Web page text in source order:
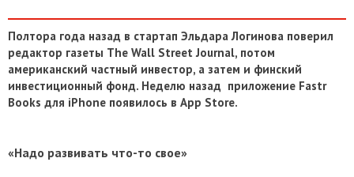
Полтора года назад в стартап Эльдара Логинова поверил
редактор газеты The Wall Street Journal, потом
американский частный инвестор, а затем и финский
инвестиционный фонд. Неделю назад приложение Fastr
Books для iPhone появилось в App Store.
«Надо развивать что-то свое»